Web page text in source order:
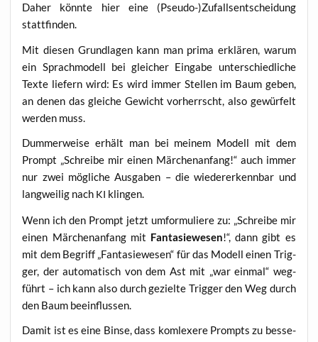
Daher könn­te hier eine (Pseudo-)Zufallsentscheidung
stattfinden.
Mit die­sen Grund­la­gen kann man pri­ma erklä­ren, war­um
ein Sprach­mo­dell bei glei­cher Ein­ga­be unter­schied­li­che
Tex­te lie­fern wird: Es wird immer Stel­len im Baum geben,
an denen das glei­che Gewicht vor­herrscht, also gewür­felt
wer­den muss.
Dum­mer­wei­se erhält man bei mei­nem Modell mit dem
Prompt „Schrei­be mir einen Mär­chen­an­fang!“ auch immer
nur zwei mög­li­che Aus­ga­ben – die wie­der­erkenn­bar und
lang­wei­lig nach KI klingen.
Wenn ich den Prompt jetzt umfor­mu­lie­re zu: „Schrei­be mir
einen Mär­chen­an­fang mit Fan­ta­sie­we­sen!“, dann gibt es
mit dem Begriff „Fan­ta­sie­we­sen“ für das Modell einen Trig­
ger, der auto­ma­tisch von dem Ast mit „war ein­mal“ weg­
führt – ich kann also durch geziel­te Trig­ger den Weg durch
den Baum beeinflussen.
Damit ist es eine Bin­se, dass kom­le­xe­re Prompts zu bes­se­